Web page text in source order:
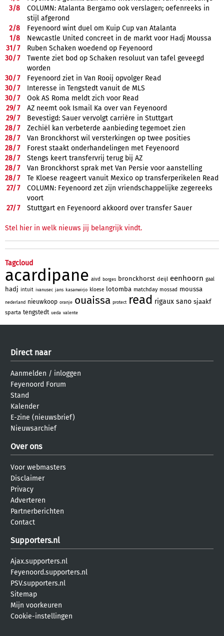
3/8
COLUMN: Atalanta Bergamo ook verslagen; oefenreeks in
stijl afgerond
2/8
Feyenoord wint duel om Kuip Cup van Atalanta
1/8
Newcastle United concreet in de markt voor Hadj Moussa
31/7
Ruben Schaken woedend op Feyenoord
30/7
Twente ziet bod op Schaken resoluut van tafel geveegd
worden
30/7
Feyenoord ziet in Van Rooij opvolger Read
30/7
Interesse in Tengstedt vanuit de MLS
30/7
Ook AS Roma meldt zich voor Read
29/7
AZ neemt ook Ismail Ka over van Feyenoord
29/7
Bevestigd: Sauer vervolgt carrière in Stuttgart
28/7
Zechiël kan verbeterde aanbieding tegemoet zien
28/7
Van Bronckhorst wil versterkingen op twee posities
28/7
Forest staakt onderhandelingen met Feyenoord
28/7
Stengs keert transfervrij terug bij AZ
28/7
Van Bronckhorst sprak met Van Persie voor aanstelling
28/7
Te Kloese reageert vanuit Mexico op transferperikelen Read
27/7
COLUMN: Feyenoord zet zijn vriendschappelijke zegereeks
voort
27/7 Stuttgart en Feyenoord akkoord over transfer Sauer
Stel hier in welk nieuws jij belangrijk vindt.
Tagcloud
acardipane aivd borges bronckhorst deijl eenhoorn gaal
hadj intuit ivanusec jans kasanwirjo kloese lotomba matchday mossad moussa
nederland nieuwkoop oranje ouaissa protect read rigaux sano sjaakf
sparta tengstedt ueda valente
Direct naar
Aanmelden / inloggen
Feyenoord Forum
Stand
Kalender
E-zine (nieuwsbrief)
Nieuwsarchief
Over ons
Voor webmasters
Disclaimer
Privacy
Adverteren
Partnerberichten
Contact
Supporters.nl
Ajax.supporters.nl
Feyenoord.supporters.nl
PSV.supporters.nl
Sitemap
Mijn voorkeuren
Cookie-instellingen